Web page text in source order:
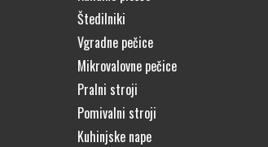
Štedilniki
Vgradne pečice
Mikrovalovne pečice
Pralni stroji
Pomivalni stroji
Kuhinjske nape